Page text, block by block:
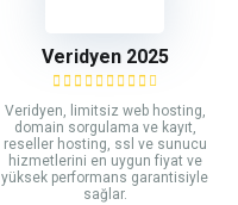
Veridyen 2025
Veridyen, limitsiz web hosting,
domain sorgulama ve kayıt,
reseller hosting, ssl ve sunucu
hizmetlerini en uygun fiyat ve
yüksek performans garantisiyle
sağlar.